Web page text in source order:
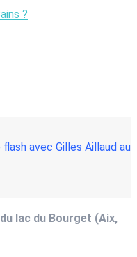
?
avec Gilles Aillaud au
lac du Bourget (Aix,